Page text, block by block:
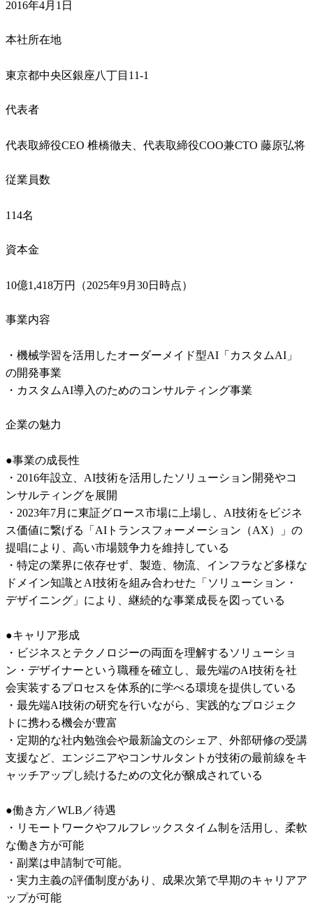
2016年4月1日
本社所在地
東京都中央区銀座八丁目11-1
代表者
代表取締役CEO 椎橋徹夫、代表取締役COO兼CTO 藤原弘将
従業員数
114名
資本金
10億1,418万円（2025年9月30日時点）
事業内容
・機械学習を活用したオーダーメイド型AI「カスタムAI」
の開発事業
・カスタムAI導入のためのコンサルティング事業
企業の魅力
●事業の成長性
・2016年設立、AI技術を活用したソリューション開発やコ
ンサルティングを展開
・2023年7月に東証グロース市場に上場し、AI技術をビジネ
ス価値に繋げる「AIトランスフォーメーション（AX）」の
提唱により、高い市場競争力を維持している
・特定の業界に依存せず、製造、物流、インフラなど多様な
ドメイン知識とAI技術を組み合わせた「ソリューション・
デザイニング」により、継続的な事業成長を図っている
●キャリア形成
・ビジネスとテクノロジーの両面を理解するソリューショ
ン・デザイナーという職種を確立し、最先端のAI技術を社
会実装するプロセスを体系的に学べる環境を提供している
・最先端AI技術の研究を行いながら、実践的なプロジェク
トに携わる機会が豊富
・定期的な社内勉強会や最新論文のシェア、外部研修の受講
支援など、エンジニアやコンサルタントが技術の最前線をキ
ャッチアップし続けるための文化が醸成されている
●働き方／WLB／待遇
・リモートワークやフルフレックスタイム制を活用し、柔軟
な働き方が可能
・副業は申請制で可能。
・実力主義の評価制度があり、成果次第で早期のキャリアア
ップが可能